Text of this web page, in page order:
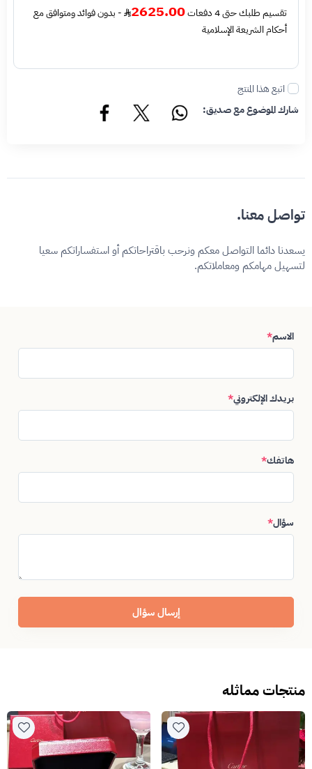
تقسيم طلبك حتى 4 دفعات 2625.00
- بدون فوائد ومتوافق مع
أحكام الشريعة الإسلامية
اتبع هذا المنتج
شارك الموضوع مع صديق:
تواصل معنا.
يسعدنا دائما التواصل معكم ونرحب باقتراحاتكم أو استفساراتكم سعيا
لتسهيل مهامكم ومعاملاتكم.
الاسم*
بريدك الإلكتروني*
هاتفك*
سؤال*
إرسال سؤال
منتجات مماثله